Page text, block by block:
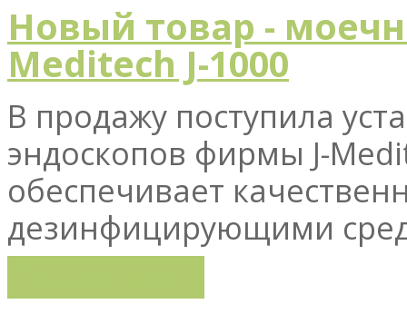
Новый товар -
Meditech J-1000
В продажу поступила
эндоскопов фирмы J-
обеспечивает
дезинфицирующими